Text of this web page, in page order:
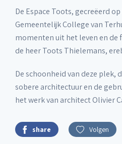
De Espace Toots, gecreëerd
Gemeentelijk College van
momenten uit het leven en de
de heer Toots Thielemans,
De schoonheid van deze plek,
sobere architectuur en de
het werk van architect Olivier
share Volgen